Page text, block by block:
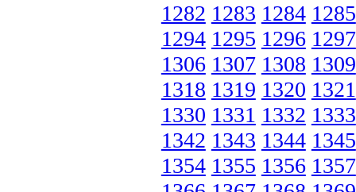
1282 1283 1284 1285
1294 1295 1296 1297
1306 1307 1308 1309
1318 1319 1320 1321
1330 1331 1332 1333
1342 1343 1344 1345
1354 1355 1356 1357